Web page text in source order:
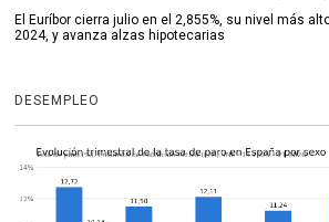
El Euríbor cierra julio en el 2,855%, su nivel más
2024, y avanza alzas hipotecarias
DESEMPLEO